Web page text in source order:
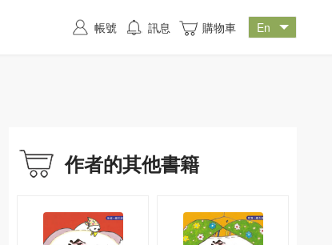
作者的其他書籍
帳號 訊息 購物車